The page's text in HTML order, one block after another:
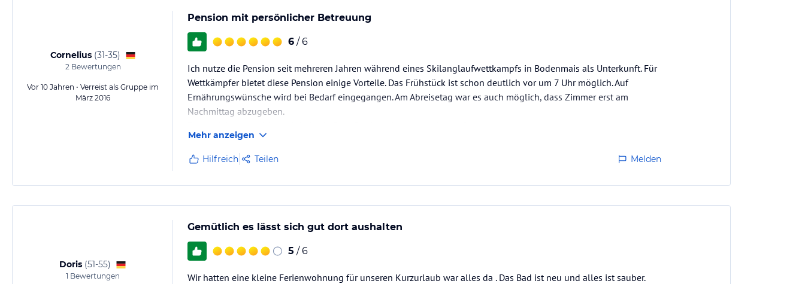
Cornelius (31-35)
2Bewertungen
Vor 10 Jahren • Verreist als Gruppe im
März 2016
Pension mit persönlicher Betreuung
6 / 6
Ich nutze die Pension seit mehreren Jahren während eines Skilanglaufwettkampfs in Bodenmais als Unterkunft. Für
Wettkämpfer bietet diese Pension einige Vorteile. Das Frühstück ist schon deutlich vor um 7 Uhr möglich. Auf
Ernährungswünsche wird bei Bedarf eingegangen. Am Abreisetag war es auch möglich, dass Zimmer erst am
Nachmittag abzugeben.
Mehr anzeigen
Hilfreich Teilen Melden
Doris (51-55)
1 Bewertungen
Gemütlich es lässt sich gut dort aushalten
5 / 6
Wir hatten eine kleine Ferienwohnung für unseren Kurzurlaub war alles da . Das Bad ist neu und alles ist sauber.